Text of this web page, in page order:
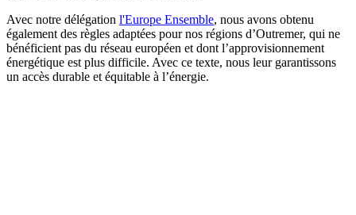
Avec notre délégation l'Europe Ensemble, nous avons obtenu
également des règles adaptées pour nos régions d’Outremer, qui ne
bénéficient pas du réseau européen et dont l’approvisionnement
énergétique est plus difficile. Avec ce texte, nous leur garantissons
un accès durable et équitable à l’énergie.